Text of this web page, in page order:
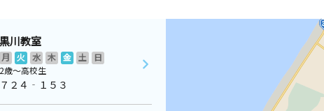
黒川教室
月 火 水 木 金 土
日
2歳～高校生
２４‐１５３